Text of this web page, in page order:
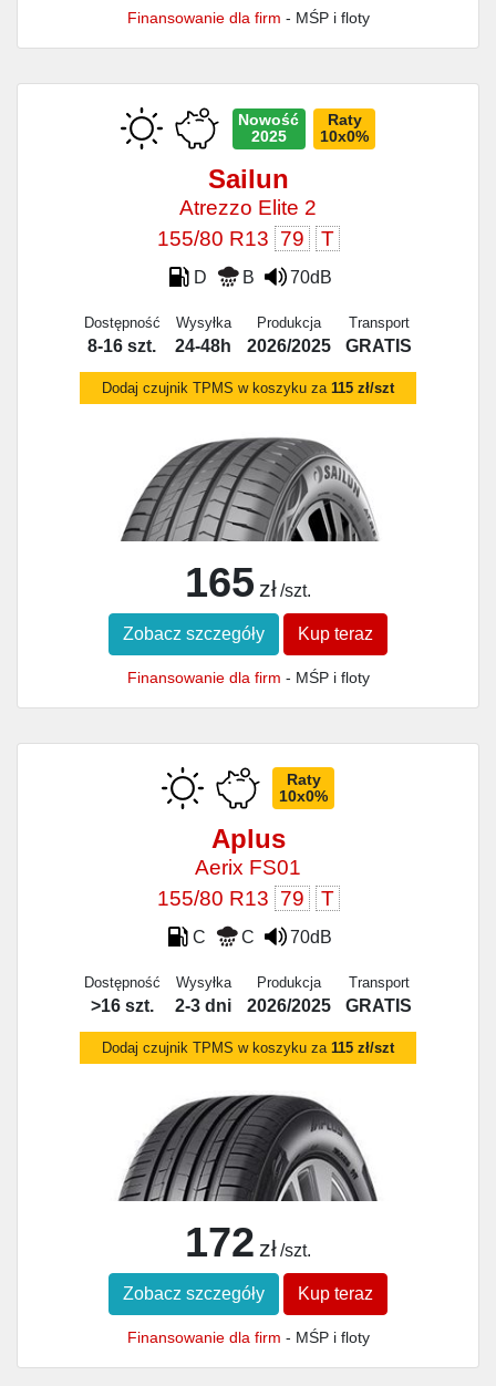
Finansowanie dla firm - MŚP i floty
Nowość
2025
Raty
10x0%
Sailun
Atrezzo Elite 2
155/80 R13 79 T
D B 70dB
Dostępność
8-16 szt.
Wysyłka
24-48h
Produkcja
2026/2025
Transport
GRATIS
Dodaj czujnik TPMS w koszyku za 115 zł/szt
165 zł /szt.
Zobacz szczegóły Kup teraz
Finansowanie dla firm - MŚP i floty
Raty
10x0%
Aplus
Aerix FS01
155/80 R13 79 T
C C 70dB
Dostępność
>16 szt.
Wysyłka
2-3 dni
Produkcja
2026/2025
Transport
GRATIS
Dodaj czujnik TPMS w koszyku za 115 zł/szt
172 zł /szt.
Zobacz szczegóły Kup teraz
Finansowanie dla firm - MŚP i floty